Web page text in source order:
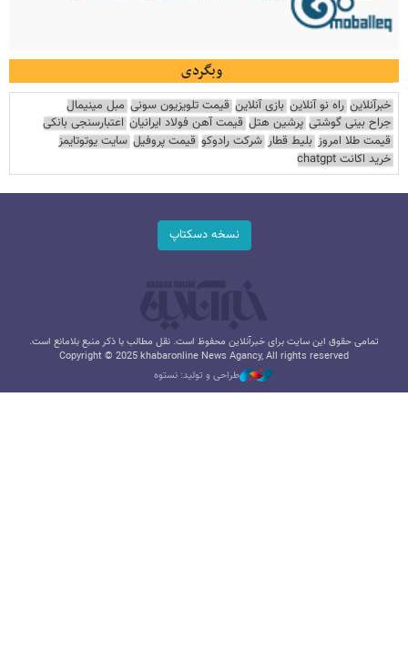
وبگردی
خبرآنلاین راه نو آنلاین بازی آنلاین قیمت تلویزیون سونی مبل مینیمال
جراح بینی گوشتی پرشین هتل قیمت آهن فولاد ایرانیان اعتبارسنجی بانکی
قیمت طلا امروز بلیط قطار شرکت رادوکو قیمت پروفیل سایت یوتوتایمز
خرید اکانت chatgpt
نسخه دسکتاپ
تمامی حقوق این سایت برای خبرآنلاین محفوظ است. نقل مطالب با ذکر منبع بلامانع است.
Copyright © 2025 khabaronline News Agancy, All rights reserved
طراحی و تولید: نستوه